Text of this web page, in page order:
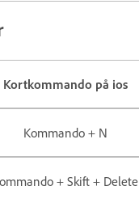
Kortkommando på ios
Kommando + N
+ Skift + Delete